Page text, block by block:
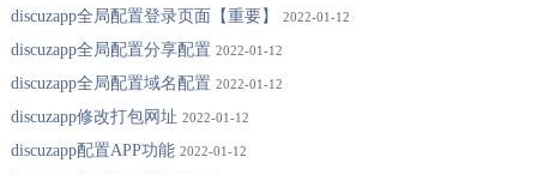
discuzapp全局配置登录页面【重要】 2022-01-12
discuzapp全局配置分享配置 2022-01-12
discuzapp全局配置域名配置 2022-01-12
discuzapp修改打包网址 2022-01-12
discuzapp配置APP功能 2022-01-12